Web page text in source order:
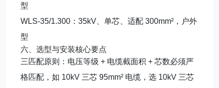
型
WLS-35/1.300：35kV、单芯、适配 300mm²，户外
型
六、选型与安装核心要点
三匹配原则
： 电压等级 + 电缆截面积 + 芯数必须严
格匹配，如 10kV 三芯 95mm² 电缆，选 10kV 三芯